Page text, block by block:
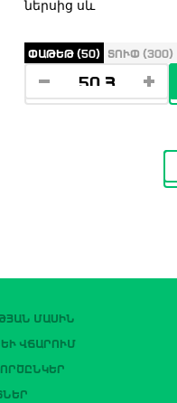
ներսից սև
ՓԱԹԵԹ (50) ՏՈՒՓ (300)
ՄԱՍԻՆ
ՎՃԱՐՈՒՄ